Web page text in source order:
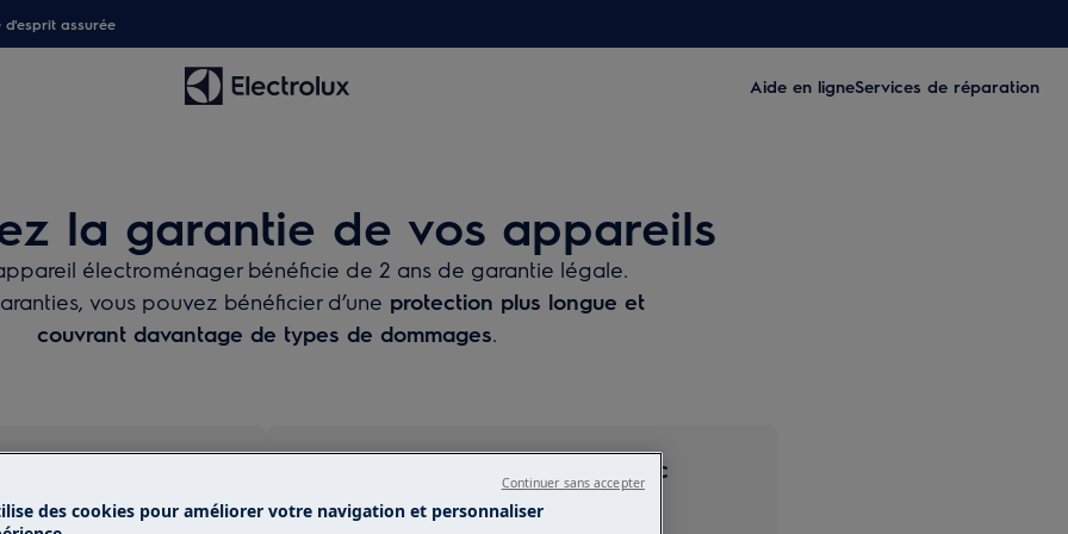
d'esprit assurée
Aide en ligneServices de réparation
la garantie de vos appareils
électroménager bénéficie de 2 ans de garantie légale.
vous pouvez bénéficier d’une protection plus longue et
couvrant davantage de types de dommages.
5 ans
Extension de garantie avec
dommage accidentel
Dommages accidentels
Included
des cookies pour améliorer votre navigation et personnaliser
Continuer sans accepter